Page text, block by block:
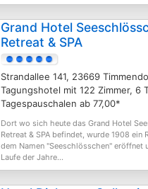
Grand Hotel
Retreat & SPA
Strandallee 141, 23669
Tagungshotel mit 122 Zimmer, 6
Tagespauschalen ab 77,00*
Dort wo sich heute das Grand Hotel
Retreat & SPA befindet, wurde 1908 ein
dem Namen "Seeschlösschen" eröffnet
Laufe der Jahre...